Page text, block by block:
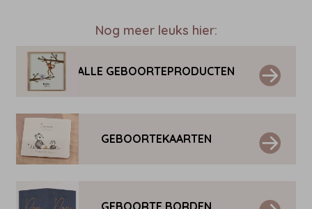
Nog meer leuks hier:
ALLE GEBOORTEPRODUCTEN
GEBOORTEKAARTEN
GEBOORTE BORDEN